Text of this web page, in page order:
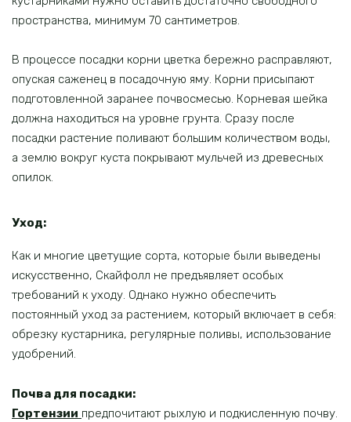
пространства, минимум 70 сантиметров.
В процессе посадки корни цветка бережно расправляют,
опуская саженец в посадочную яму. Корни присыпают
подготовленной заранее почвосмесью. Корневая шейка
должна находиться на уровне грунта. Сразу после
посадки растение поливают большим количеством воды,
а землю вокруг куста покрывают мульчей из древесных
опилок.
Уход:
Как и многие цветущие сорта, которые были выведены
искусственно, Скайфолл не предъявляет особых
требований к уходу. Однако нужно обеспечить
постоянный уход за растением, который включает в себя:
обрезку кустарника, регулярные поливы, использование
удобрений.
Почва для посадки:
Гортензии предпочитают рыхлую и подкисленную почву.